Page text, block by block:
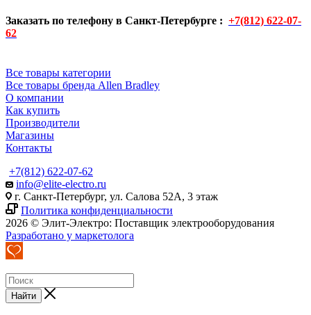
Заказать по телефону в Санкт-Петербурге : +7(812) 622-07-
62
Все товары категории
Все товары бренда Allen Bradley
О компании
Как купить
Производители
Магазины
Контакты
+7(812) 622-07-62
info@elite-electro.ru
г. Санкт-Петербург, ул. Салова 52А, 3 этаж
Политика конфиденциальности
2026 © Элит-Электро: Поставщик электрооборудования
Разработано у маркетолога
Найти